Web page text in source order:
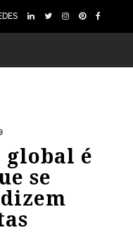
global é
se